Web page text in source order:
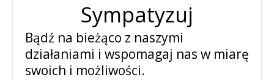
Sympatyzuj
Bądź na bieżąco z naszymi
działaniami i wspomagaj nas w miarę
swoich i możliwości.